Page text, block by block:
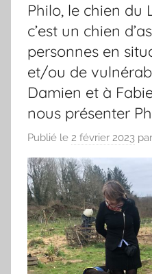
Philo, le chien du
c’est un chien
personnes en
et/ou de
Damien et à
nous présenter
Publié le 2 février 2023 par